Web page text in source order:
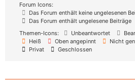
Forum Icons:
Das Forum enthält keine ungelesenen
Das Forum enthält ungelesene Beiträge
Themen-Icons:
Unbeantwortet
Heiß
Oben angepinnt Nicht
Privat
Geschlossen